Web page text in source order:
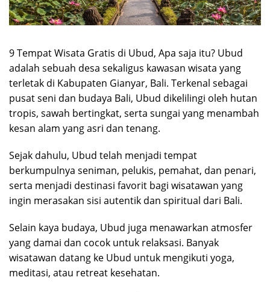
9 Tempat Wisata Gratis di Ubud, Apa saja itu? Ubud
adalah sebuah desa sekaligus kawasan wisata yang
terletak di Kabupaten Gianyar, Bali. Terkenal sebagai
pusat seni dan budaya Bali, Ubud dikelilingi oleh hutan
tropis, sawah bertingkat, serta sungai yang menambah
kesan alam yang asri dan tenang.
Sejak dahulu, Ubud telah menjadi tempat
berkumpulnya seniman, pelukis, pemahat, dan penari,
serta menjadi destinasi favorit bagi wisatawan yang
ingin merasakan sisi autentik dan spiritual dari Bali.
Selain kaya budaya, Ubud juga menawarkan atmosfer
yang damai dan cocok untuk relaksasi. Banyak
wisatawan datang ke Ubud untuk mengikuti yoga,
meditasi, atau retreat kesehatan.